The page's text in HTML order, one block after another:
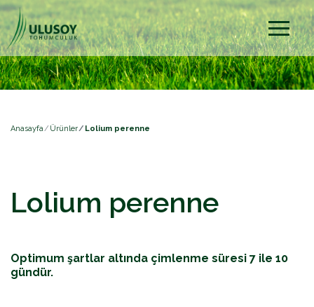
Anasayfa Ürünler Lolium perenne
Lolium perenne
Optimum şartlar altında çimlenme süresi 7 ile 10
gündür.